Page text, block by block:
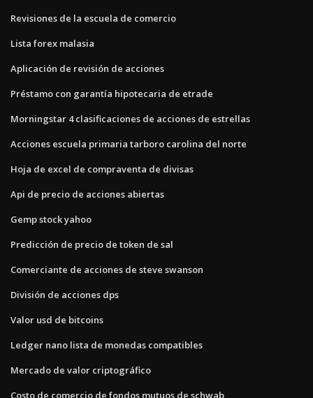
Revisiones de la escuela de comercio
Lista forex malasia
Aplicación de revisión de acciones
Préstamo con garantía hipotecaria de etrade
Morningstar 4 clasificaciones de acciones de estrellas
Acciones escuela primaria tarboro carolina del norte
Hoja de excel de compraventa de divisas
Api de precio de acciones abiertas
Gemp stock yahoo
Predicción de precio de token de sal
Comerciante de acciones de steve swanson
División de acciones dps
Valor usd de bitcoins
Ledger nano lista de monedas compatibles
Mercado de valor criptográfico
Costo de comercio de fondos mutuos de schwab